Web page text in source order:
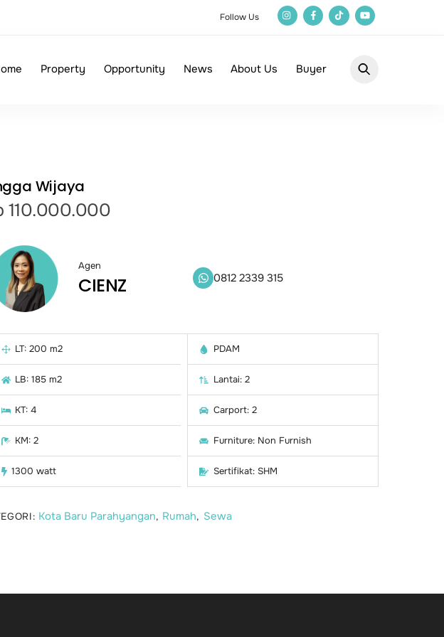
Follow Us
Property Opportunity News About Us Buyer
Wijaya
110.000.000
Agen
CIENZ 0812 2339 315
LT: 200 m2
LB: 185 m2
KT: 4
KM: 2
1300 watt
PDAM
Lantai: 2
Carport: 2
Furniture: Non Furnish
Sertifikat: SHM
Kota Baru Parahyangan, Rumah, Sewa